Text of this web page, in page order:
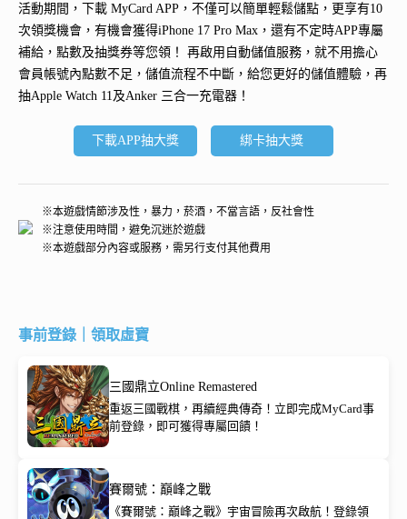
活動期間，下載 MyCard APP，不僅可以簡單輕鬆儲點，更享有10
次領獎機會，有機會獲得iPhone 17 Pro Max ，還有不定時APP專屬
補給，點數及抽獎券等您領！ 再啟用自動儲值服務 ，就不用擔心
會員帳號內點數不足，儲值流程不中斷，給您更好的儲值體驗，再
抽Apple Watch 11及Anker 三合一充電器 ！
下載APP抽大獎 綁卡抽大獎
※本遊戲情節涉及性，暴力，菸酒，不當言語，反社會性
※注意使用時間，避免沉迷於遊戲
※本遊戲部分內容或服務，需另行支付其他費用
事前登錄｜領取虛寶
三國鼎立Online Remastered
重返三國戰棋，再續經典傳奇！立即完成MyCard事
前登錄，即可獲得專屬回饋！
賽爾號：巔峰之戰
《賽爾號：巔峰之戰》宇宙冒險再次啟航！登錄領